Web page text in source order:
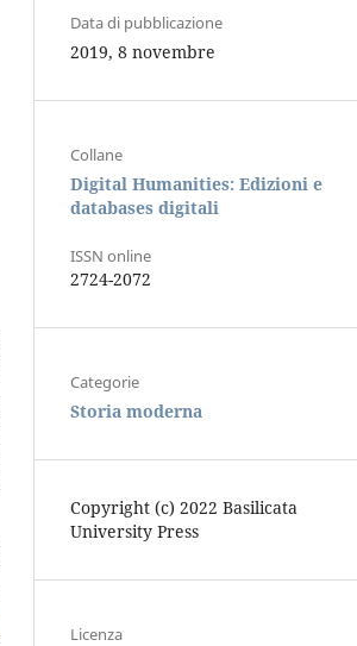
Data di pubblicazione
2019, 8 novembre
Collane
Digital Humanities: Edizioni e
databases digitali
ISSN online
2724-2072
Categorie
Storia moderna
Copyright (c) 2022 Basilicata
University Press
Licenza